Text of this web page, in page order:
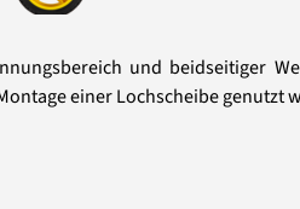
und beidseitiger
einer Lochscheibe